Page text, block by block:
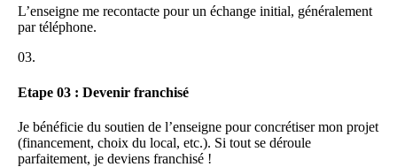
Notre carte est conçue pour optimiser le ticket moyen tout en
maîtrisant les coûts. Résultat : un excellent retour sur investissement,
avec une forte rentabilité sur place et en livraison.
une qualité constante et livrées prêtes à l’emploi à nos franchisés. Un
vrai avantage compétitif, réservé uniquement au réseau CRUST.
L’enseigne me recontacte pour un échange initial, généralement
par téléphone.
03.
Etape 03 : Devenir franchisé
Je bénéficie du soutien de l’enseigne pour concrétiser mon projet
(financement, choix du local, etc.). Si tout se déroule
parfaitement, je deviens franchisé !